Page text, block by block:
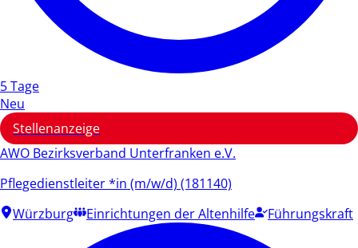
5 Tage
Neu
Stellenanzeige
AWO Bezirksverband Unterfranken e.V.
Pflegedienstleiter *in (m/w/d) (181140)
Würzburg
Einrichtungen der Altenhilfe Führungskraft